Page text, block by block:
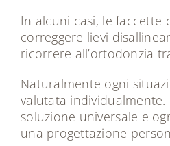
In alcuni casi, le faccette
correggere lievi
ricorrere all’ortodonzia
Naturalmente ogni
valutata individualmente.
soluzione universale e
una progettazione